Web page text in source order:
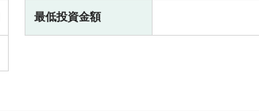
最低投資金額